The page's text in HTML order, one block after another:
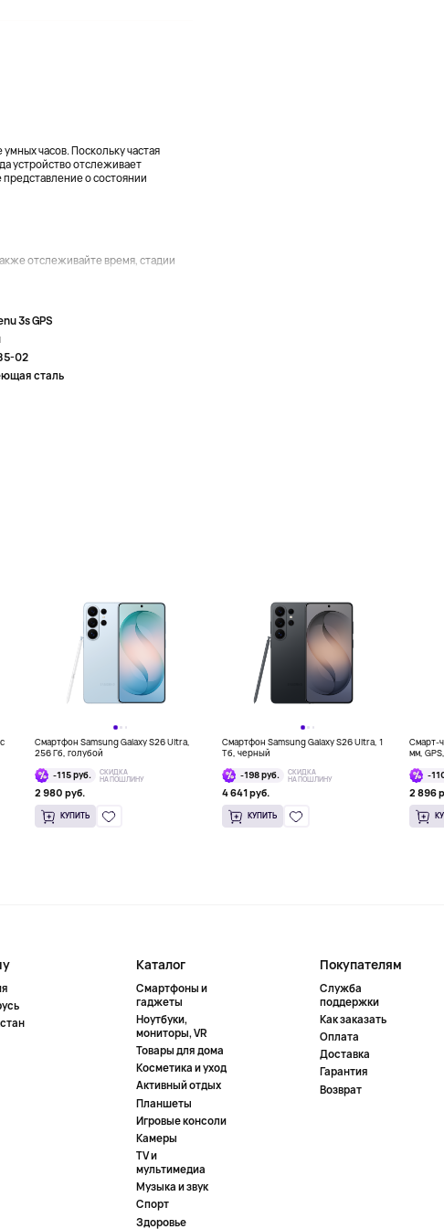
часов. Поскольку частая
устройство отслеживает
о состоянии
отслеживайте время, стадии
3s GPS
02
сталь
Смартфон Samsung Galaxy S26 Ultra,
256 Гб, голубой
-115 руб.
СКИДКА
НА ПОШЛИНУ
2 980 руб.
КУПИТЬ
Смартфон Samsung Galaxy S26 Ultra, 1
Тб, черный
-198 руб.
СКИДКА
НА ПОШЛИНУ
4 641 руб.
КУПИТЬ
Смарт-
мм,
-
2 896
Каталог
Смартфоны и
гаджеты
Ноутбуки,
мониторы, VR
Товары для дома
Косметика и уход
Активный отдых
Планшеты
Игровые консоли
Камеры
TV и
мультимедиа
Музыка и звук
Спорт
Здоровье
Покупателям
Служба
поддержки
Как заказать
Оплата
Доставка
Гарантия
Возврат